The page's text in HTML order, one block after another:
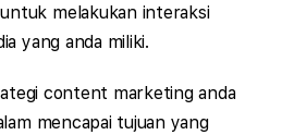
melakukan interaksi
yang anda miliki.
content marketing anda
mencapai tujuan yang